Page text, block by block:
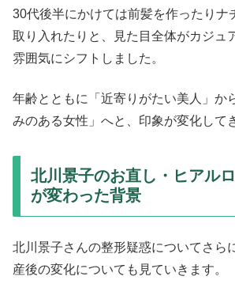
30代後半にかけては前髪を作ったりナ
取り入れたりと、見た目全体がカジュ
雰囲気にシフトしました。
年齢とともに「近寄りがたい美人」か
みのある女性」へと、印象が変化して
北川景子のお直し・ヒアル
が変わった背景
北川景子さんの整形疑惑についてさら
産後の変化についても見ていきます。